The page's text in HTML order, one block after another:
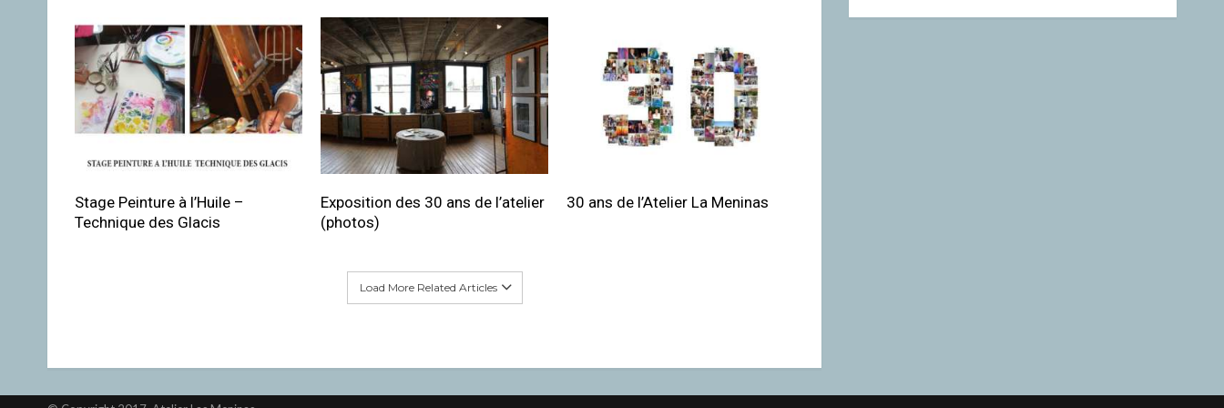
Stage Peinture à l’Huile –
Technique des Glacis
Exposition des 30 ans de l’atelier
(photos)
30 ans de l’Atelier La Meninas
Load More Related Articles